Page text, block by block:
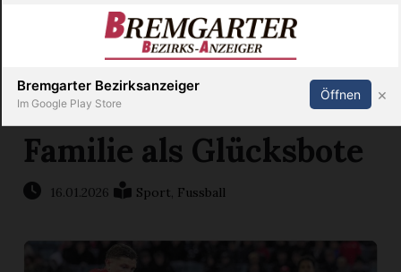
Immobilien
Inserieren Abonnieren Anmelden
Familie als Glücksbote
16.01.2026 Sport, Fussball
Bremgarter Bezirksanzeiger
Im Google Play Store
Öffnen ×